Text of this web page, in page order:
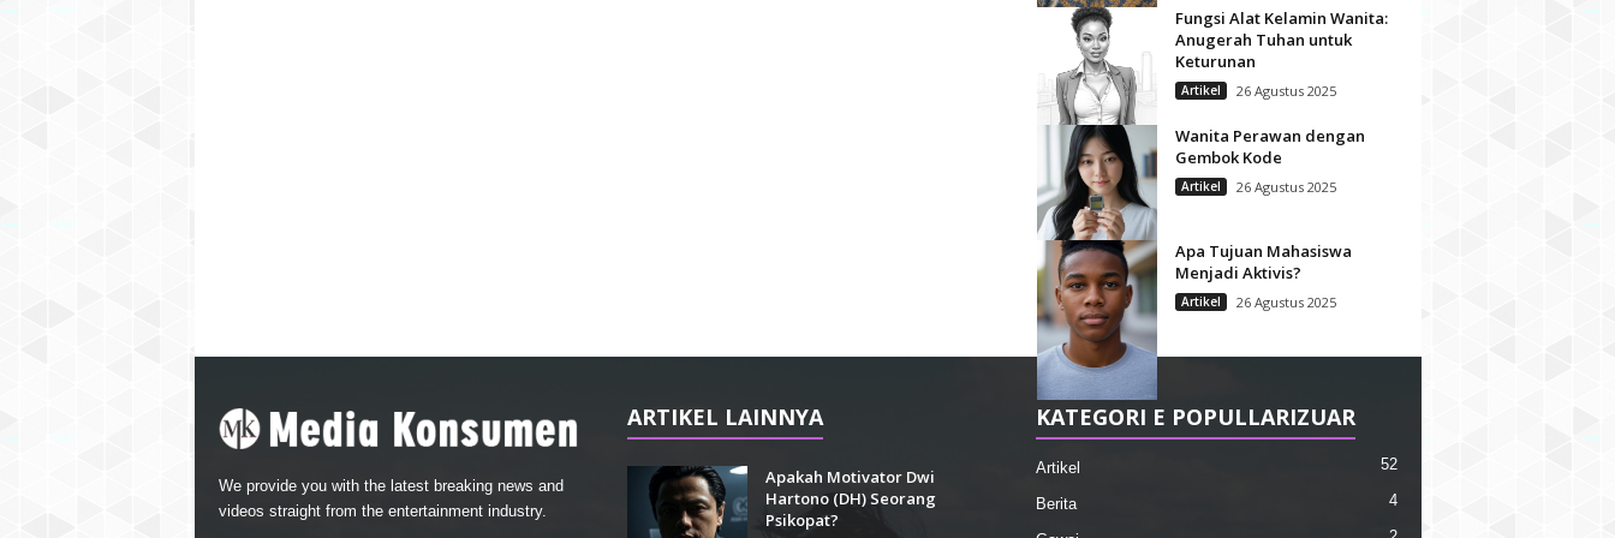
Fungsi Alat Kelamin Wanita:
Anugerah Tuhan untuk
Keturunan
Artikel 26 Agustus 2025
Wanita Perawan dengan
Gembok Kode
Artikel 26 Agustus 2025
Apa Tujuan Mahasiswa
Menjadi Aktivis?
Artikel 26 Agustus 2025
We provide you with the latest breaking news and
videos straight from the entertainment industry.
ARTIKEL LAINNYA
Apakah Motivator Dwi
Hartono (DH) Seorang
Psikopat?
KATEGORI E POPULLARIZUAR
Artikel 52
Berita 4